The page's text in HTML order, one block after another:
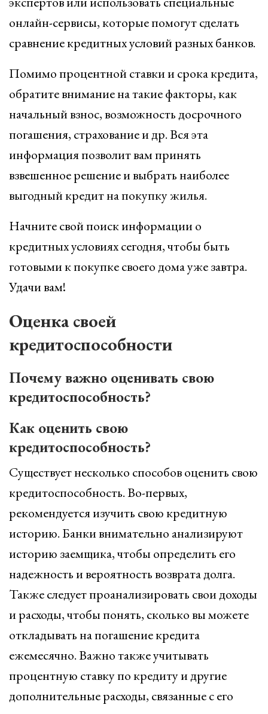
онлайн-сервисы, которые помогут сделать
сравнение кредитных условий разных банков.
Помимо процентной ставки и срока кредита,
обратите внимание на такие факторы, как
начальный взнос, возможность досрочного
погашения, страхование и др. Вся эта
информация позволит вам принять
взвешенное решение и выбрать наиболее
выгодный кредит на покупку жилья.
Начните свой поиск информации о
кредитных условиях сегодня, чтобы быть
готовыми к покупке своего дома уже завтра.
Удачи вам!
Оценка своей
кредитоспособности
Почему важно оценивать свою
кредитоспособность?
Как оценить свою
кредитоспособность?
Существует несколько способов оценить свою
кредитоспособность. Во-первых,
рекомендуется изучить свою кредитную
историю. Банки внимательно анализируют
историю заемщика, чтобы определить его
надежность и вероятность возврата долга.
Также следует проанализировать свои доходы
и расходы, чтобы понять, сколько вы можете
откладывать на погашение кредита
ежемесячно. Важно также учитывать
процентную ставку по кредиту и другие
дополнительные расходы, связанные с его